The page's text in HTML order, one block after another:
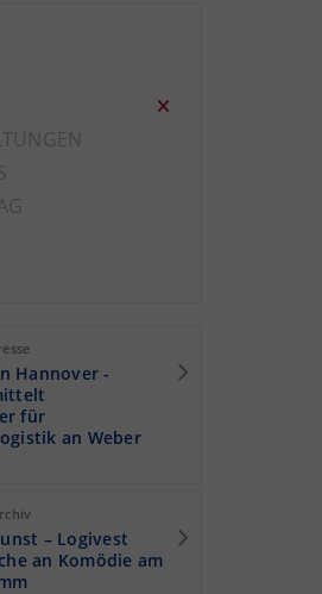
Hannover -
für
an Weber
– Logivest
an Komödie am